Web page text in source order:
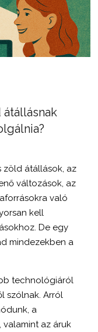
zöld átállások, az
változások, az
való
kell
De egy
mindezekben a
technológiáról
szólnak. Arról
a
valamint az áruk